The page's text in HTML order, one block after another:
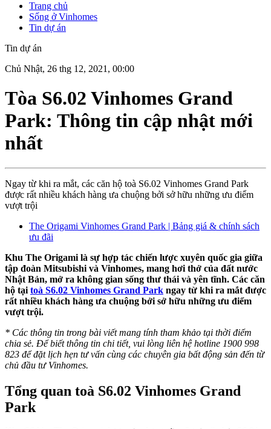
Trang chủ
Sống ở Vinhomes
Tin dự án
Tin dự án
Chủ Nhật, 26 thg 12, 2021, 00:00
Tòa S6.02 Vinhomes Grand
Park: Thông tin cập nhật mới
nhất
Ngay từ khi ra mắt, các căn hộ toà S6.02 Vinhomes Grand Park
được rất nhiều khách hàng ưa chuộng bởi sở hữu những ưu điểm
vượt trội
The Origami Vinhomes Grand Park | Bảng giá & chính sách
ưu đãi
Khu The Origami là sự hợp tác chiến lược xuyên quốc gia giữa
tập đoàn Mitsubishi và Vinhomes, mang hơi thở của đất nước
Nhật Bản, mở ra không gian sống thư thái và yên tĩnh. Các căn
hộ tại toà S6.02 Vinhomes Grand Park ngay từ khi ra mắt được
rất nhiều khách hàng ưa chuộng bởi sở hữu những ưu điểm
vượt trội.
* Các thông tin trong bài viết mang tính tham khảo tại thời điểm
chia sẻ. Để biết thông tin chi tiết, vui lòng liên hệ hotline 1900 998
823 để đặt lịch hẹn tư vấn cùng các chuyên gia bất động sản đến từ
chủ đầu tư Vinhomes.
Tổng quan toà S6.02 Vinhomes Grand
Park